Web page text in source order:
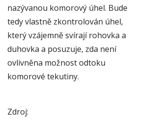
nazývanou komorový úhel. Bude
tedy vlastně zkontrolován úhel,
který vzájemně svírají rohovka a
duhovka a posuzuje, zda není
ovlivněna možnost odtoku
komorové tekutiny.
Zdroj: